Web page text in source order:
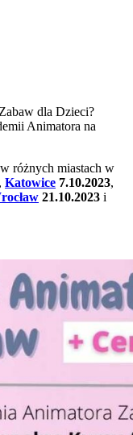
dla Dzieci?
Animatora na
różnych miastach w
, Katowice 7.10.2023,
21.10.2023 i